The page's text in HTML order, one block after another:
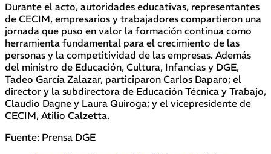
Durante el acto, autoridades educativas, representantes
de CECIM, empresarios y trabajadores compartieron una
jornada que puso en valor la formación continua como
herramienta fundamental para el crecimiento de las
personas y la competitividad de las empresas. Además
del ministro de Educación, Cultura, Infancias y DGE,
Tadeo García Zalazar, participaron Carlos Daparo; el
director y la subdirectora de Educación Técnica y Trabajo,
Claudio Dagne y Laura Quiroga; y el vicepresidente de
CECIM, Atilio Calzetta.
Fuente: Prensa DGE